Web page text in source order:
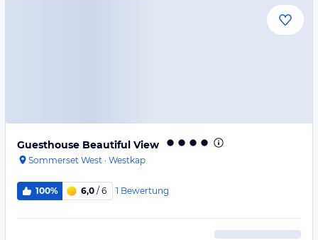
Guesthouse Beautiful View
Sommerset West · Westkap
100% 6,0 / 6 1 Bewertung